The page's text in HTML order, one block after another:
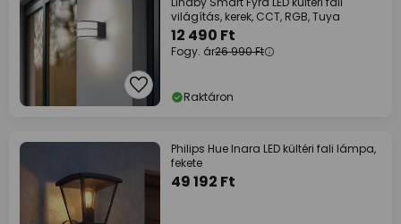
világítás, kerek, CCT, RGB, Tuya
12 490 Ft
Fogy. ár26 990 Ft
Raktáron
Philips Hue Inara LED kültéri fali lámpa,
fekete
49 192 Ft